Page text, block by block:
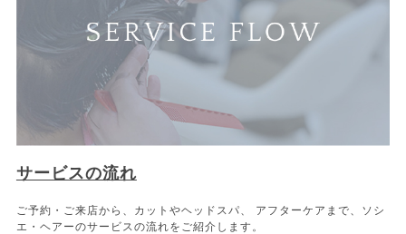
サービスの流れ
ご予約・ご来店から、カットやヘッドスパ、 アフターケアまで、ソシ
エ・ヘアーのサービスの流れをご紹介します。